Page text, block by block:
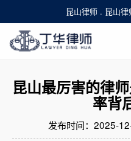
昆山律师 . 昆山
昆山最厉害的律
率背
发布时间：2025-